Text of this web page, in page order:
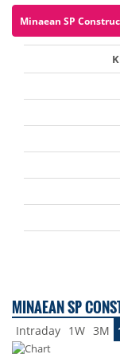
Minaean SP
MINAEAN SP
Intraday 1W 3M